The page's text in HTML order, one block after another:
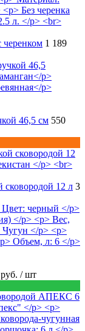
черенком 1 189
46,5 см 550
сковородой 12 л 3
/ шт